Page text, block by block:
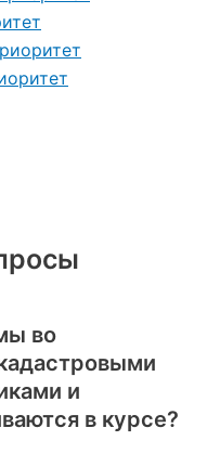
во
и
в курсе?